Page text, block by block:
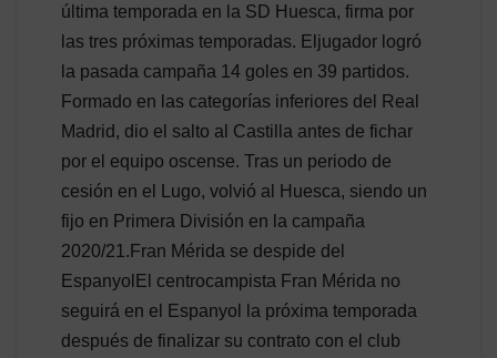
última temporada en la SD Huesca, firma por
las tres próximas temporadas. Eljugador logró
la pasada campaña 14 goles en 39 partidos.
Formado en las categorías inferiores del Real
Madrid, dio el salto al Castilla antes de fichar
por el equipo oscense. Tras un periodo de
cesión en el Lugo, volvió al Huesca, siendo un
fijo en Primera División en la campaña
2020/21.Fran Mérida se despide del
EspanyolEl centrocampista Fran Mérida no
seguirá en el Espanyol la próxima temporada
después de finalizar su contrato con el club